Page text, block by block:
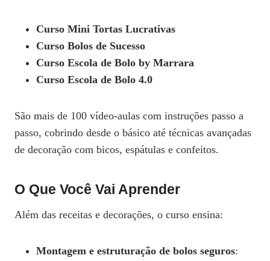
Curso Mini Tortas Lucrativas
Curso Bolos de Sucesso
Curso Escola de Bolo by Marrara
Curso Escola de Bolo 4.0
São mais de 100 vídeo-aulas com instruções passo a
passo, cobrindo desde o básico até técnicas avançadas
de decoração com bicos, espátulas e confeitos.
O Que Você Vai Aprender
Além das receitas e decorações, o curso ensina:
Montagem e estruturação de bolos seguros: